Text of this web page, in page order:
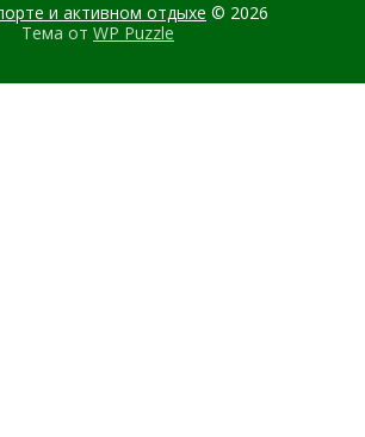
и активном отдыхе © 2026
Тема от WP Puzzle